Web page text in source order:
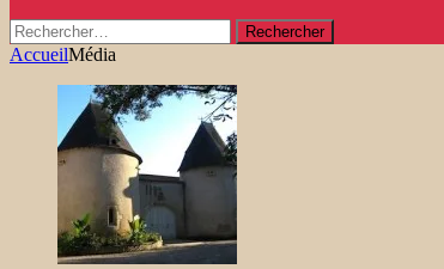
Rechercher :
AccueilMédia